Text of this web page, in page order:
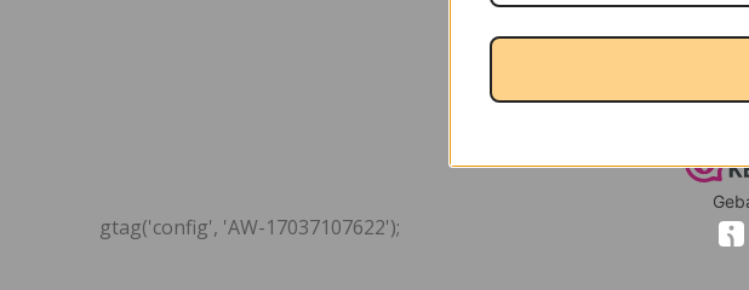
gtag('config', 'AW-17037107622');